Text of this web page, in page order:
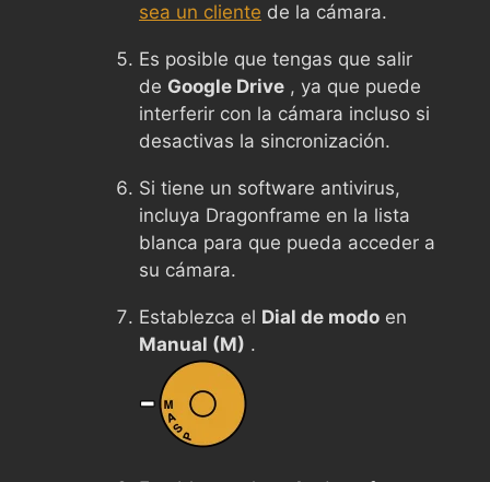
sea un cliente de la cámara.
Es posible que tengas que salir
de Google Drive , ya que puede
interferir con la cámara incluso si
desactivas la sincronización.
Si tiene un software antivirus,
incluya Dragonframe en la lista
blanca para que pueda acceder a
su cámara.
Establezca el Dial de modo en
Manual (M) .